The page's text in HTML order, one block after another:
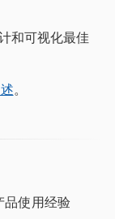
和可视化最佳
。
品使用经验